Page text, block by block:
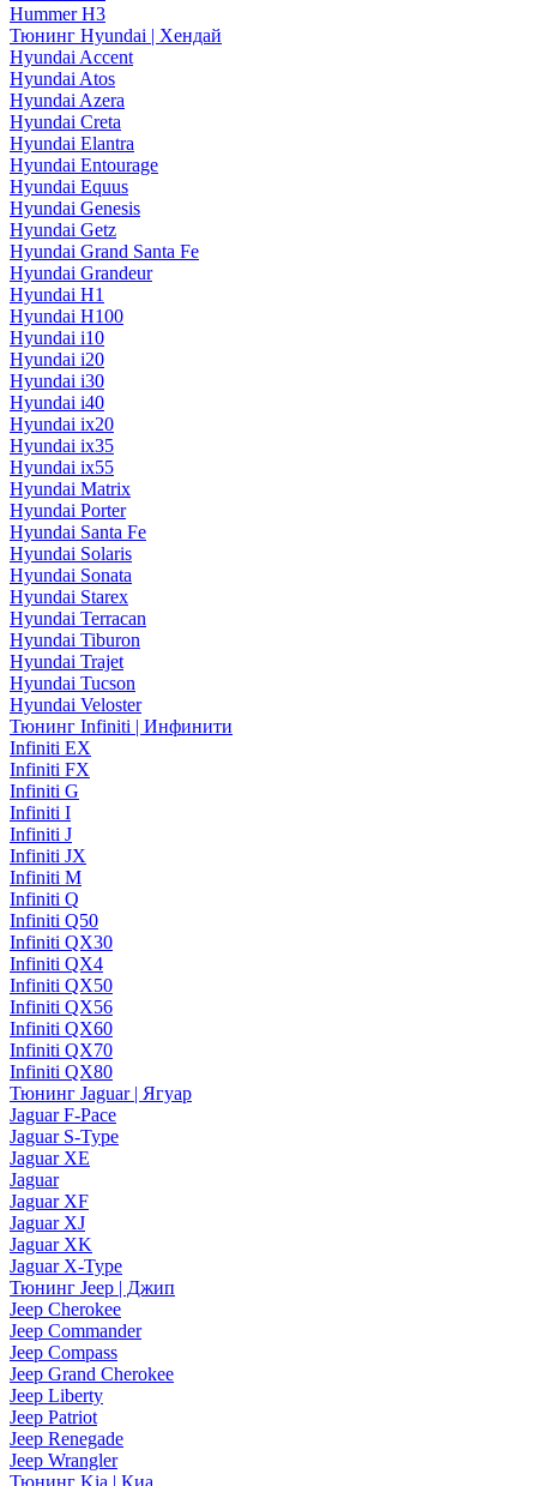
Hummer H3
Тюнинг Hyundai | Хендай
Hyundai Accent
Hyundai Atos
Hyundai Azera
Hyundai Creta
Hyundai Elantra
Hyundai Entourage
Hyundai Equus
Hyundai Genesis
Hyundai Getz
Hyundai Grand Santa Fe
Hyundai Grandeur
Hyundai H1
Hyundai H100
Hyundai i10
Hyundai i20
Hyundai i30
Hyundai i40
Hyundai ix20
Hyundai ix35
Hyundai ix55
Hyundai Matrix
Hyundai Porter
Hyundai Santa Fe
Hyundai Solaris
Hyundai Sonata
Hyundai Starex
Hyundai Terracan
Hyundai Tiburon
Hyundai Trajet
Hyundai Tucson
Hyundai Veloster
Тюнинг Infiniti | Инфинити
Infiniti EX
Infiniti FX
Infiniti G
Infiniti I
Infiniti J
Infiniti JX
Infiniti M
Infiniti Q
Infiniti Q50
Infiniti QX30
Infiniti QX4
Infiniti QX50
Infiniti QX56
Infiniti QX60
Infiniti QX70
Infiniti QX80
Тюнинг Jaguar | Ягуар
Jaguar F-Pace
Jaguar S-Type
Jaguar XE
Jaguar
Jaguar XF
Jaguar XJ
Jaguar XK
Jaguar X-Type
Тюнинг Jeep | Джип
Jeep Cherokee
Jeep Commander
Jeep Compass
Jeep Grand Cherokee
Jeep Liberty
Jeep Patriot
Jeep Renegade
Jeep Wrangler
Тюнинг Kia | Киа